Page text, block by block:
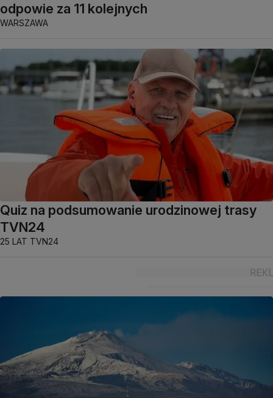
odpowie za 11 kolejnych
WARSZAWA
Quiz na podsumowanie urodzinowej trasy
TVN24
25 LAT TVN24